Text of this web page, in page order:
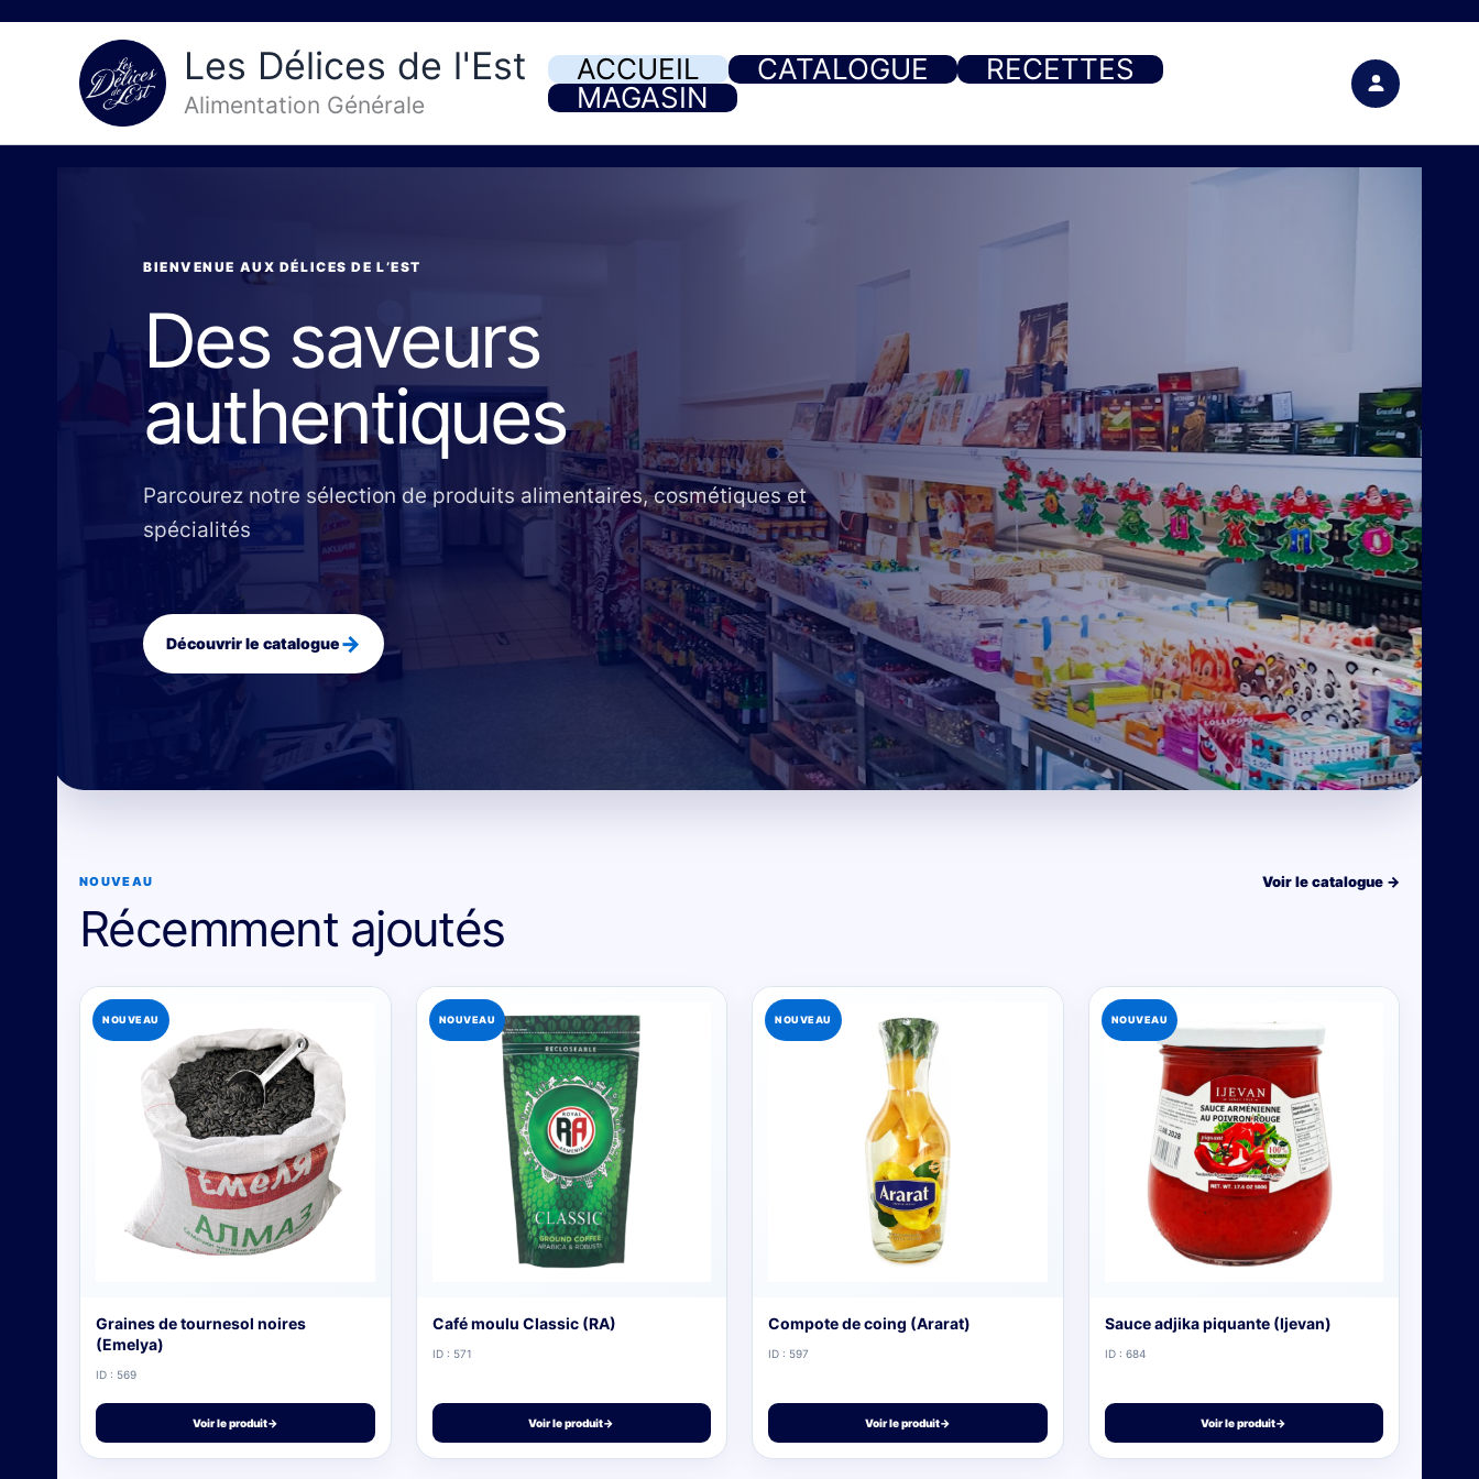
Les Délices de l'Est
Alimentation Générale
ACCUEIL CATALOGUE
RECETTES
MAGASIN
BIENVENUE AUX DÉLICES DE L’EST
Des saveurs
authentiques
Parcourez notre sélection de produits alimentaires, cosmétiques et
spécialités
Découvrir le catalogue→
NOUVEAU
Récemment ajoutés
Voir le catalogue →
NOUVEAU
Graines de tournesol noires
(Emelya)
ID : 569
Voir le produit→
NOUVEAU
Café moulu Classic (RA)
ID : 571
Voir le produit→
NOUVEAU
Compote de coing (Ararat)
ID : 597
Voir le produit→
NOUVEAU
Sauce adjika piquante (Ijevan)
ID : 684
Voir le produit→